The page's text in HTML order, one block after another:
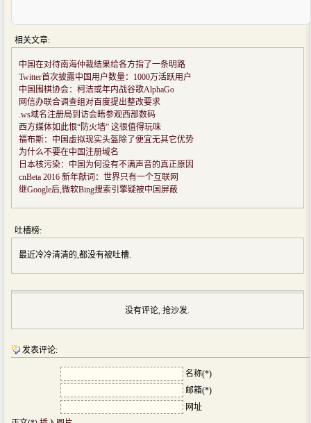
相关文章:
中国在对待南海仲裁结果给各方指了一条明路
Twitter首次披露中国用户数量：1000万活跃用户
中国围棋协会：柯洁或年内战谷歌AlphaGo
网信办联合调查组对百度提出整改要求
.ws域名注册局到访会晤参观西部数码
西方媒体如此恨“防火墙” 这很值得玩味
福布斯：中国虚拟现实头盔除了便宜无其它优势
为什么不要在中国注册域名
日本核污染：中国为何没有不满声音的真正原因
cnBeta 2016 新年献词：世界只有一个互联网
继Google后,微软Bing搜索引擎疑被中国屏蔽
吐槽榜:
最近冷冷清清的,都没有被吐槽.
没有评论, 抢沙发.
发表评论:
名称(*)
邮箱(*)
网址